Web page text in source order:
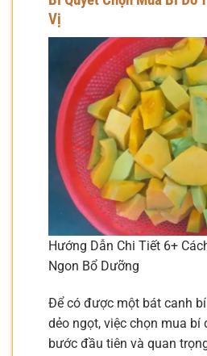
Vị
Hướng Dẫn Chi Tiết 6+
Ngon Bổ Dưỡng
Để có được một bát canh
dẻo ngọt, việc chọn mua bí
bước đầu tiên và quan